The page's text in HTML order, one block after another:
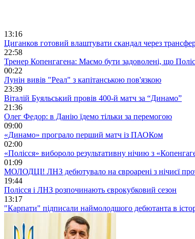
13:16
Циганков готовий влаштувати скандал через
22:58
Тренер Копенгагена: Маємо бути задоволені, що
00:22
Лунін вивів "Реал" з капітанською пов'язкою
23:39
Віталій Буяльський провів 400-й матч за “Динамо”
21:36
Олег Федор: в Данію їдемо тільки за перемогою
09:00
«Динамо» програло перший матч із ПАОКом
02:00
«Полісся» вибороло результативну нічию з
01:09
МОЛОДЦІ! ЛНЗ дебютувало на євроарені з нічиєї
19:44
Полісся і ЛНЗ розпочинають єврокубковий сезон
13:17
"Карпати" підписали наймолодшого дебютанта в